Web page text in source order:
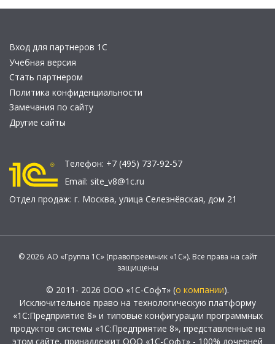
Вход для партнеров 1С
Учебная версия
Стать партнером
Политика конфиденциальности
Замечания по сайту
Другие сайты
Телефон: +7 (495) 737-92-57
Email: site_v8@1c.ru
Отдел продаж: г. Москва, улица Селезнёвская, дом 21
© 2026 АО «Группа 1С» (правопреемник «1С»). Все права на сайт
защищены
© 2011- 2026 ООО «1С-Софт» (о компании).
Исключительное право на технологическую платформу
«1С:Предприятие 8» и типовые конфигурации программных
продуктов системы «1С:Предприятие 8», представленные на
этом сайте, принадлежит ООО «1С-Софт» - 100% дочерней